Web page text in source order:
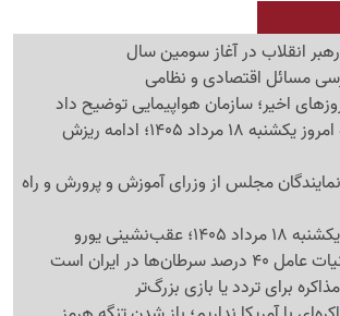
رهبر انقلاب در آغاز سومین سال
مسائل اقتصادی و نظامی
اخیر؛ سازمان هواپیمایی توضیح داد
قیمت طلا و سکه امروز یکشنبه 18 مرداد 1405؛ ادامه ریزش
سوال نمایندگان مجلس از وزرای آموزش و پرورش و راه
یورو
در ایران است
برای تردد یا بازی بزرگ‌تر